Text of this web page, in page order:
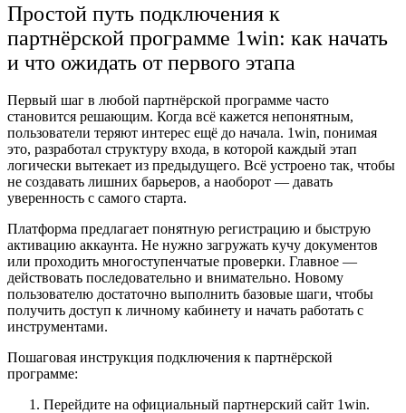
Простой путь подключения к
партнёрской программе 1win: как начать
и что ожидать от первого этапа
Первый шаг в любой партнёрской программе часто
становится решающим. Когда всё кажется непонятным,
пользователи теряют интерес ещё до начала. 1win, понимая
это, разработал структуру входа, в которой каждый этап
логически вытекает из предыдущего. Всё устроено так, чтобы
не создавать лишних барьеров, а наоборот — давать
уверенность с самого старта.
Платформа предлагает понятную регистрацию и быструю
активацию аккаунта. Не нужно загружать кучу документов
или проходить многоступенчатые проверки. Главное —
действовать последовательно и внимательно. Новому
пользователю достаточно выполнить базовые шаги, чтобы
получить доступ к личному кабинету и начать работать с
инструментами.
Пошаговая инструкция подключения к партнёрской
программе:
Перейдите на официальный партнерский сайт 1win.